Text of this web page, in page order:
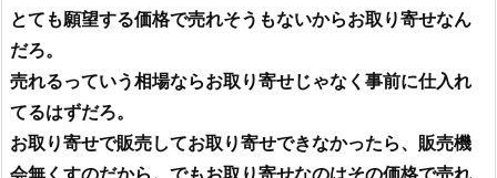
とても願望する価格で売れそうもないからお取り寄せなん
だろ。
売れるっていう相場ならお取り寄せじゃなく事前に仕入れ
てるはずだろ。
お取り寄せで販売してお取り寄せできなかったら、販売機
会無くすのだから。でもお取り寄せなのはその価格で売れ